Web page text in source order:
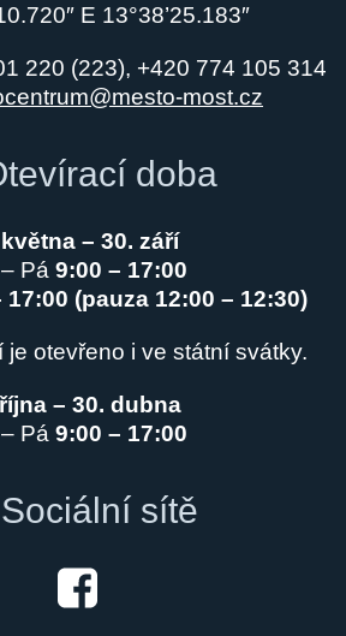
E 13°38’25.183″
220 (223), +420 774 105 314
most.cz
doba
– 30. září
Pá 9:00 – 17:00
17:00 (pauza 12:00 – 12:30)
je otevřeno i ve státní svátky.
– 30. dubna
Pá 9:00 – 17:00
Sociální sítě